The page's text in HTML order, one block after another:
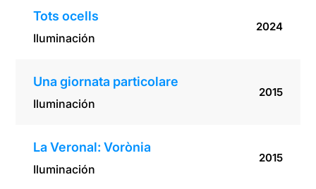
Tots ocells
Iluminación
2024
Una giornata particolare
Iluminación
2015
La Veronal: Vorònia
Iluminación
2015